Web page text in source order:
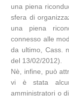
una piena
sfera di
una piena
connesso alle
da ultimo, Cass.
del 13/02/2012).
Nè, infine, può
vi è stata
amministratori o